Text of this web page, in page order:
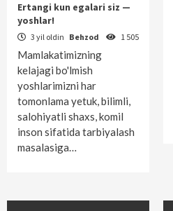
Ertangi kun egalari siz —
yoshlar!
3 yil oldin Behzod 1 505
Mamlakatimizning
kelajagi bo'lmish
yoshlarimizni har
tomonlama yetuk, bilimli,
salohiyatli shaxs, komil
inson sifatida tarbiyalash
masalasiga…